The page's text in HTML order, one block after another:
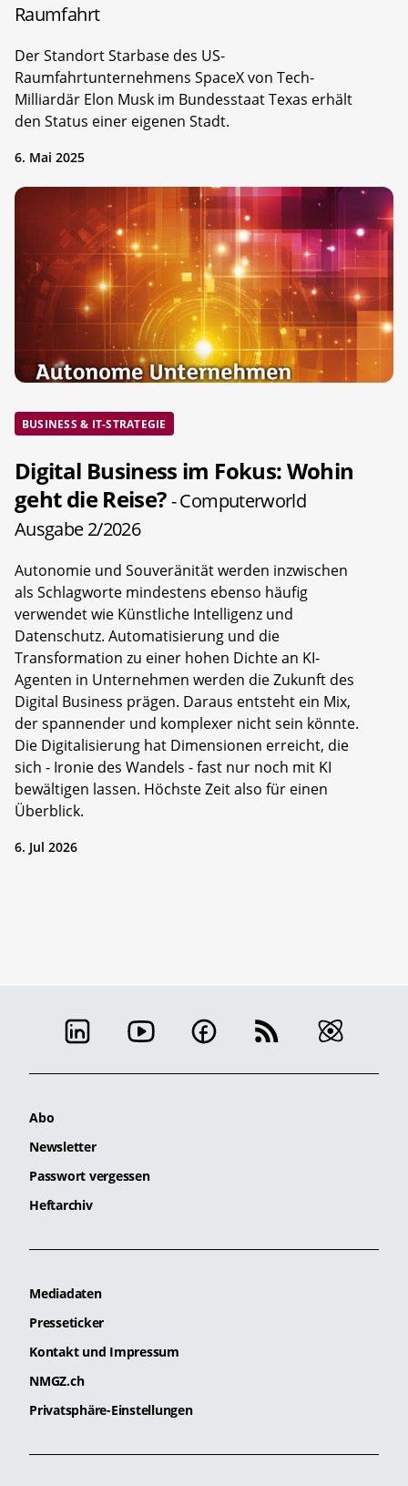
Raumfahrt
Der Standort Starbase des US-
Raumfahrtunternehmens SpaceX von Tech-
Milliardär Elon Musk im Bundesstaat Texas erhält
den Status einer eigenen Stadt.
6. Mai 2025
BUSINESS & IT-STRATEGIE
Digital Business im Fokus: Wohin
geht die Reise?- Computerworld
Ausgabe 2/2026
Autonomie und Souveränität werden inzwischen
als Schlagworte mindestens ebenso häufig
verwendet wie Künstliche Intelligenz und
Datenschutz. Automatisierung und die
Transformation zu einer hohen Dichte an KI-
Agenten in Unternehmen werden die Zukunft des
Digital Business prägen. Daraus entsteht ein Mix,
der spannender und komplexer nicht sein könnte.
Die Digitalisierung hat Dimensionen erreicht, die
sich - Ironie des Wandels - fast nur noch mit KI
bewältigen lassen. Höchste Zeit also für einen
Überblick.
6. Jul 2026
Abo
Newsletter
Passwort vergessen
Heftarchiv
Mediadaten
Presseticker
Kontakt und Impressum
NMGZ.ch
Privatsphäre-Einstellungen